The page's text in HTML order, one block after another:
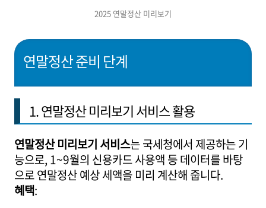
2025 연말정산 미리보기
연말정산 준비 단계
1. 연말정산 미리보기 서비스 활용
연말정산 미리보기 서비스는 국세청에서 제공하는 기
능으로, 1~9월의 신용카드 사용액 등 데이터를 바탕
으로 연말정산 예상 세액을 미리 계산해 줍니다.
혜택: